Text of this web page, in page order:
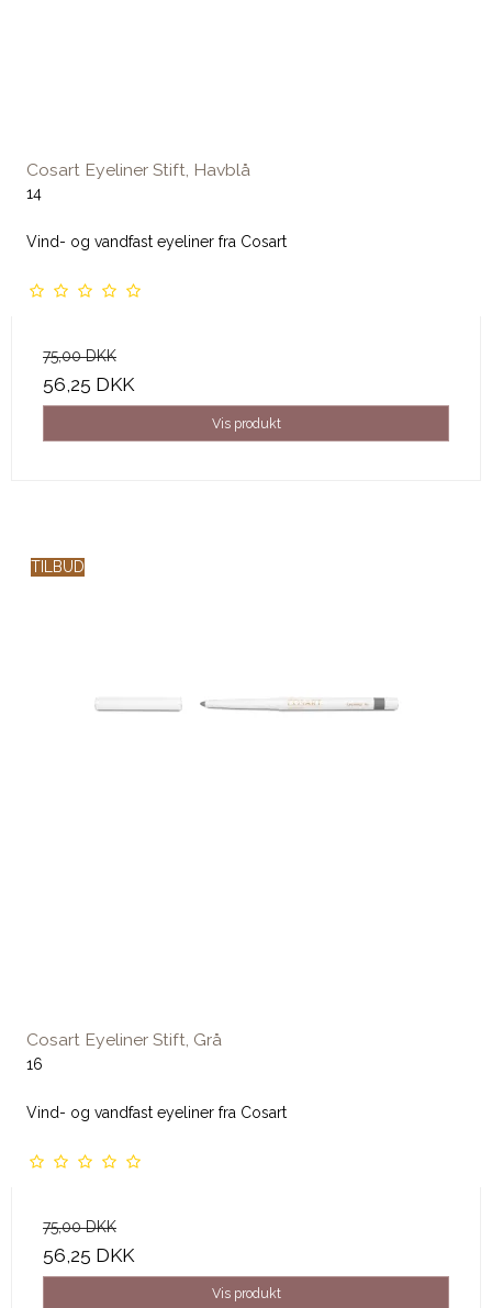
Cosart Eyeliner Stift, Havblå
14
Vind- og vandfast eyeliner fra Cosart
75,00 DKK
56,25 DKK
Vis produkt
TILBUD
Cosart Eyeliner Stift, Grå
16
Vind- og vandfast eyeliner fra Cosart
75,00 DKK
56,25 DKK
Vis produkt